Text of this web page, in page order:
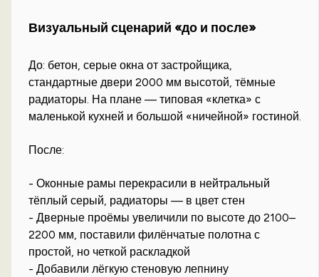
Визуальный сценарий «до и после»
До: бетон, серые окна от застройщика,
стандартные двери 2000 мм высотой, тёмные
радиаторы. На плане — типовая «клетка» с
маленькой кухней и большой «ничейной» гостиной.
После:
- Оконные рамы перекрасили в нейтральный
тёплый серый, радиаторы — в цвет стен
- Дверные проёмы увеличили по высоте до 2100–
2200 мм, поставили филёнчатые полотна с
простой, но четкой раскладкой
- Добавили лёгкую стеновую лепнину